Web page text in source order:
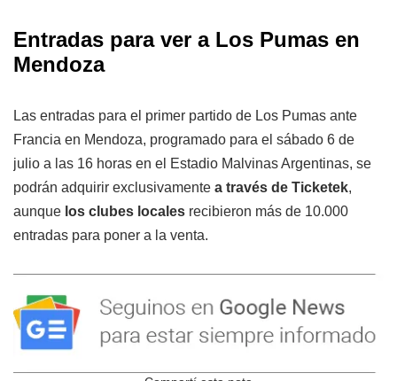
Entradas para ver a Los Pumas en
Mendoza
Las entradas para el primer partido de Los Pumas ante
Francia en Mendoza, programado para el sábado 6 de
julio a las 16 horas en el Estadio Malvinas Argentinas, se
podrán adquirir exclusivamente a través de Ticketek,
aunque los clubes locales recibieron más de 10.000
entradas para poner a la venta.